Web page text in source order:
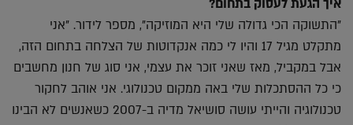
איך הגעת לעסוק בתחום?
"התשוקה הכי גדולה שלי היא המוזיקה", מספר לידור. "אני
מתקלט מגיל 17 והיו לי כמה אנקדוטות של הצלחה בתחום הזה,
אבל במקביל, מאז שאני זוכר את עצמי, אני סוג של חנון מחשבים
כי כל ההסתכלות שלי באה ממקום טכנולוגי. אני אוהב לחקור
טכנולוגיה והייתי עושה סושיאל מדיה ב-2007 כשאנשים לא הבינו